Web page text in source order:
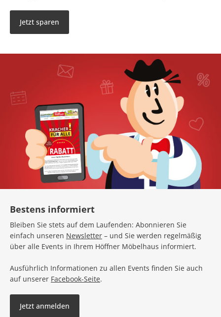
Jetzt sparen
Bestens informiert
Bleiben Sie stets auf dem Laufenden: Abonnieren Sie
einfach unseren Newsletter – und Sie werden regelmäßig
über alle Events in Ihrem Höffner Möbelhaus informiert.
Ausführlich Informationen zu allen Events finden Sie auch
auf unserer Facebook-Seite.
Jetzt anmelden